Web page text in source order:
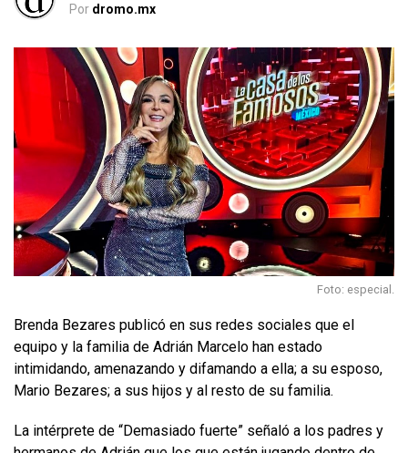
Por dromo.mx
Foto: especial.
Brenda Bezares publicó en sus redes sociales que el
equipo y la familia de Adrián Marcelo han estado
intimidando, amenazando y difamando a ella; a su esposo,
Mario Bezares; a sus hijos y al resto de su familia.
La intérprete de “Demasiado fuerte” señaló a los padres y